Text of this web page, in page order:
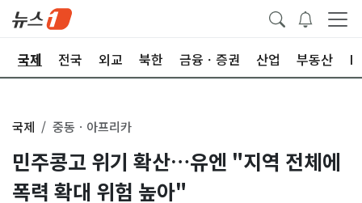
국제 전국 외교 북한 금융ㆍ증권 산업 부동산
국제 중동ㆍ아프리카
민주콩고 위기 확산…유엔 "지역 전체에
폭력 확대 위험 높아"